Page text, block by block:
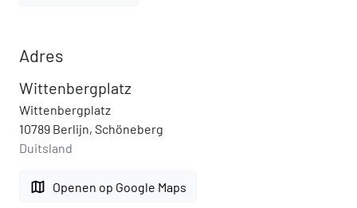
Adres
Wittenbergplatz
Wittenbergplatz
10789 Berlijn, Schöneberg
Duitsland
map Openen op Google Maps